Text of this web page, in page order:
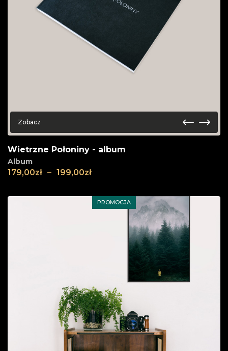
Zobacz
Wietrzne Połoniny - album
Album
179,00zł – 199,00zł
PROMOCJA